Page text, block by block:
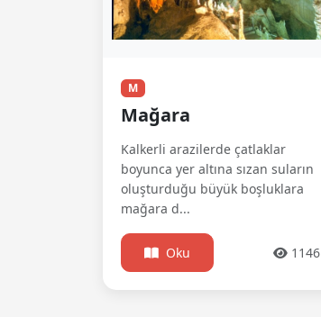
M
Mağara
Kalkerli arazilerde çatlaklar
boyunca yer altına sızan suların
oluşturduğu büyük boşluklara
mağara d...
Oku 1146